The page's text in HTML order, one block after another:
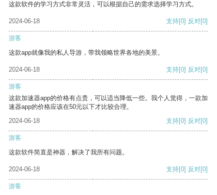
这款软件的学习方式非常灵活，可以根据自己的需求选择学习方式。
2024-06-18 支持[0] 反对[0]
游客
这款app就像我的私人导游，带我领略世界各地的美景。
2024-06-18 支持[0] 反对[0]
游客
这款加速器app的价格有点贵，可以适当降低一些。我个人觉得，一款加
速器app的价格应该在50元以下才比较合理。
2024-06-18
支持[0] 反对[0]
游客
这款软件简直是神器，解决了我所有问题。
2024-06-18 支持[0] 反对[0]
游客